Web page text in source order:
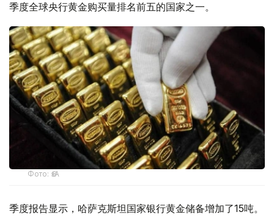
季度全球央行黄金购买量排名前五的国家之一。
Фото: ӨзА
季度报告显示，哈萨克斯坦国家银行黄金储备增加了15吨。